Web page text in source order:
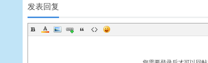
发表回复